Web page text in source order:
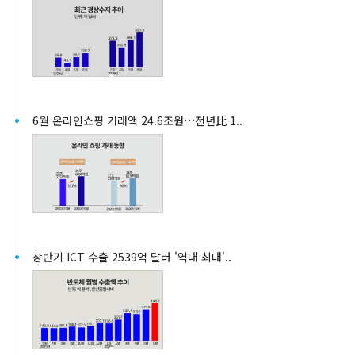
6월 온라인쇼핑 거래액 24.6조원…전년比 1..
상반기 ICT 수출 2539억 달러 '역대 최대'..